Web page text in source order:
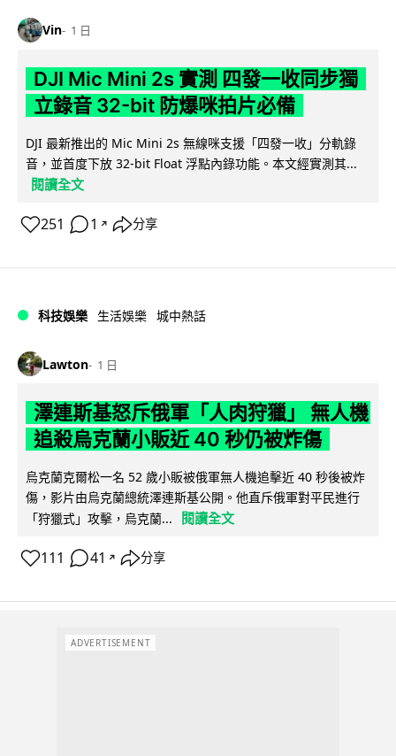
Vin 1 日
DJI Mic Mini 2s 實測 四發一收同步獨
立錄音 32-bit 防爆咪拍片必備
DJI 最新推出的 Mic Mini 2s 無線咪支援「四發一收」分軌錄
音，並首度下放 32-bit Float 浮點內錄功能。本文經實測其...
閱讀全文
251 1 ↗ 分享
科技娛樂 生活娛樂 城中熱話
Lawton 1 日
澤連斯基怒斥俄軍「人肉狩獵」 無人機
追殺烏克蘭小販近 40 秒仍被炸傷
烏克蘭克爾松一名 52 歲小販被俄軍無人機追擊近 40 秒後被炸
傷，影片由烏克蘭總統澤連斯基公開。他直斥俄軍對平民進行
「狩獵式」攻擊，烏克蘭...
閱讀全文
111 41 ↗ 分享
ADVERTISEMENT